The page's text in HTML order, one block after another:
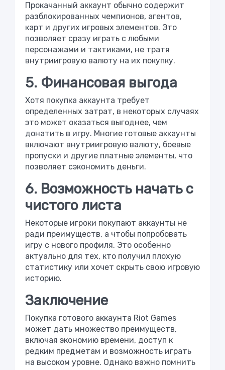
Прокачанный аккаунт обычно содержит
разблокированных чемпионов, агентов,
карт и других игровых элементов. Это
позволяет сразу играть с любыми
персонажами и тактиками, не тратя
внутриигровую валюту на их покупку.
5. Финансовая выгода
Хотя покупка аккаунта требует
определенных затрат, в некоторых случаях
это может оказаться выгоднее, чем
донатить в игру. Многие готовые аккаунты
включают внутриигровую валюту, боевые
пропуски и другие платные элементы, что
позволяет сэкономить деньги.
6. Возможность начать с
чистого листа
Некоторые игроки покупают аккаунты не
ради преимуществ, а чтобы попробовать
игру с нового профиля. Это особенно
актуально для тех, кто получил плохую
статистику или хочет скрыть свою игровую
историю.
Заключение
Покупка готового аккаунта Riot Games
может дать множество преимуществ,
включая экономию времени, доступ к
редким предметам и возможность играть
на высоком уровне. Однако важно помнить